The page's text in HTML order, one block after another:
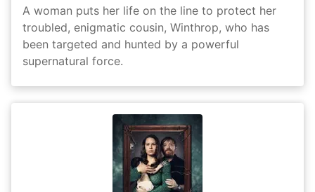
A woman puts her life on the line to protect her
troubled, enigmatic cousin, Winthrop, who has
been targeted and hunted by a powerful
supernatural force.